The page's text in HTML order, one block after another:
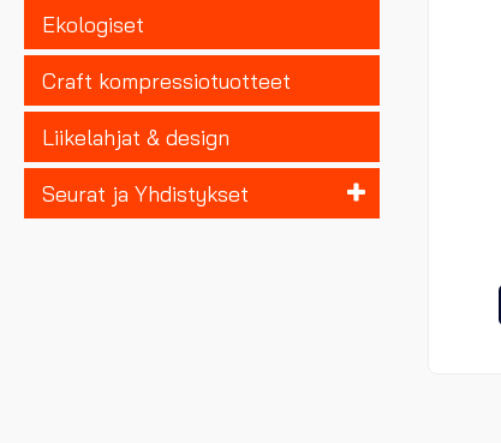
Ekologiset
Craft kompressiotuotteet
Liikelahjat & design
Seurat ja Yhdistykset